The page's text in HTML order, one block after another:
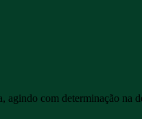
agindo com determinação na